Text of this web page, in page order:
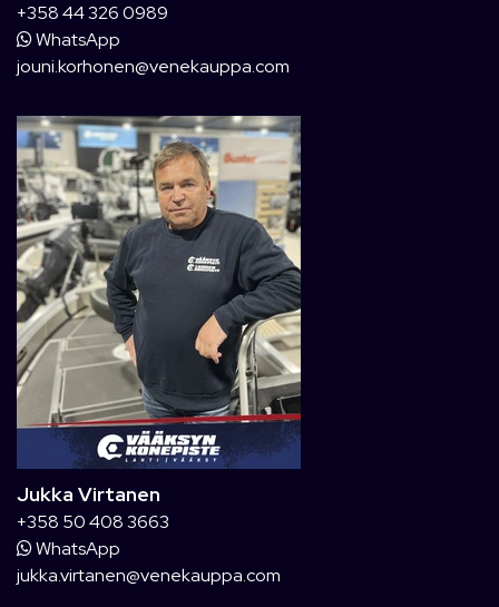
+358 44 326 0989
WhatsApp
jouni.korhonen@venekauppa.com
Jukka Virtanen
+358 50 408 3663
WhatsApp
jukka.virtanen@venekauppa.com